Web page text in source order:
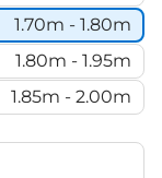
1.70m - 1.80m
1.80m - 1.95m
1.85m - 2.00m